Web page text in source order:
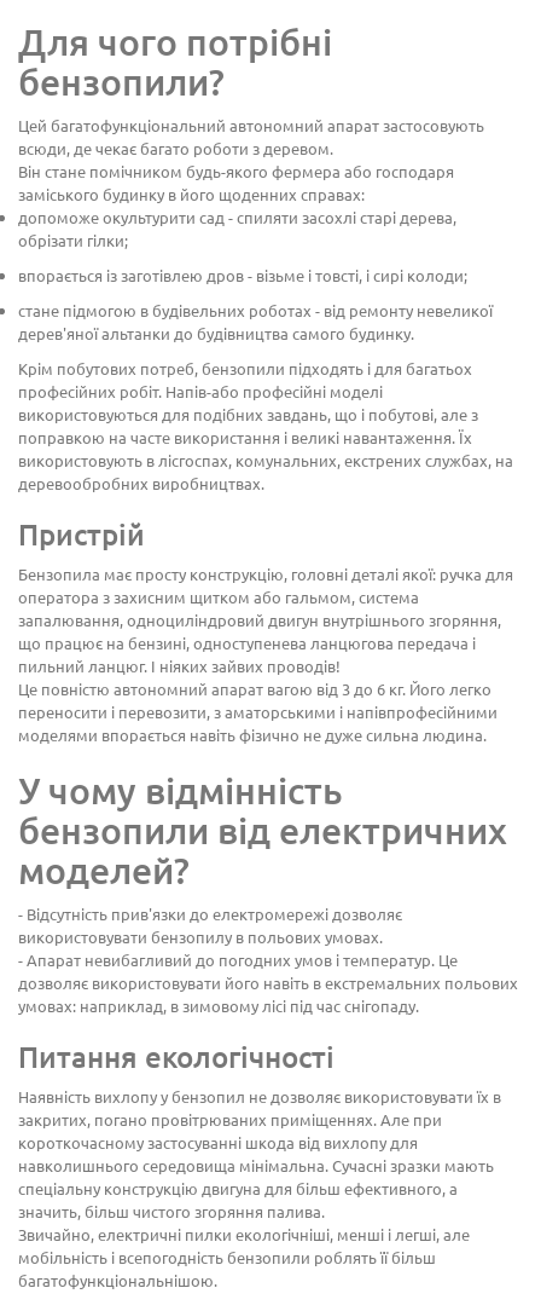
Для чого потрібні
бензопили?
Цей багатофункціональний автономний апарат застосовують
всюди, де чекає багато роботи з деревом.
Він стане помічником будь-якого фермера або господаря
заміського будинку в його щоденних справах:
допоможе окультурити сад - спиляти засохлі старі дерева,
обрізати гілки;
впорається із заготівлею дров - візьме і товсті, і сирі колоди;
стане підмогою в будівельних роботах - від ремонту невеликої
дерев'яної альтанки до будівництва самого будинку.
Крім побутових потреб, бензопили підходять і для багатьох
професійних робіт. Напів-або професійні моделі
використовуються для подібних завдань, що і побутові, але з
поправкою на часте використання і великі навантаження. Їх
використовують в лісгоспах, комунальних, екстрених службах, на
деревообробних виробництвах.
Пристрій
Бензопила має просту конструкцію, головні деталі якої: ручка для
оператора з захисним щитком або гальмом, система
запалювання, одноциліндровий двигун внутрішнього згоряння,
що працює на бензині, одноступенева ланцюгова передача і
пильний ланцюг. І ніяких зайвих проводів!
Це повністю автономний апарат вагою від 3 до 6 кг. Його легко
переносити і перевозити, з аматорськими і напівпрофесійними
моделями впорається навіть фізично не дуже сильна людина.
У чому відмінність
бензопили від електричних
моделей?
- Відсутність прив'язки до електромережі дозволяє
використовувати бензопилу в польових умовах.
- Апарат невибагливий до погодних умов і температур. Це
дозволяє використовувати його навіть в екстремальних польових
умовах: наприклад, в зимовому лісі під час снігопаду.
Питання екологічності
Наявність вихлопу у бензопил не дозволяє використовувати їх в
закритих, погано провітрюваних приміщеннях. Але при
короткочасному застосуванні шкода від вихлопу для
навколишнього середовища мінімальна. Сучасні зразки мають
спеціальну конструкцію двигуна для більш ефективного, а
значить, більш чистого згоряння палива.
Звичайно, електричні пилки екологічніші, менші і легші, але
мобільність і всепогодність бензопили роблять її більш
багатофункціональнішою.